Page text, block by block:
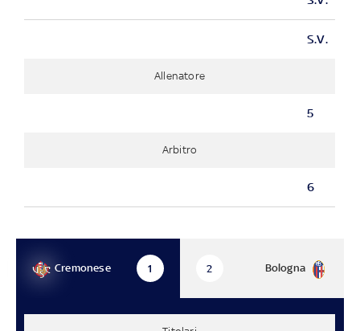
S.V.
Allenatore
5
Arbitro
6
Cremonese 1 Bologna
2